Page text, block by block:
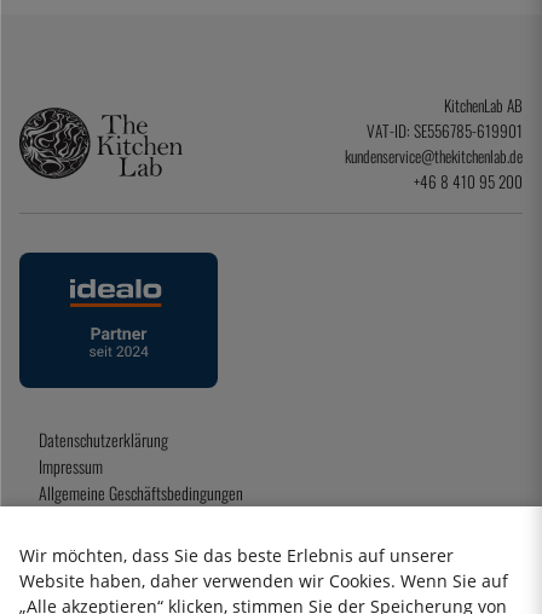
KitchenLab AB
VAT-ID: SE556785-619901
kundenservice@thekitchenlab.de
+46 8 410 95 200
Datenschutzerklärung
Impressum
Allgemeine Geschäftsbedingungen
Wir möchten, dass Sie das beste Erlebnis auf unserer
Website haben, daher verwenden wir Cookies. Wenn Sie auf
„Alle akzeptieren“ klicken, stimmen Sie der Speicherung von